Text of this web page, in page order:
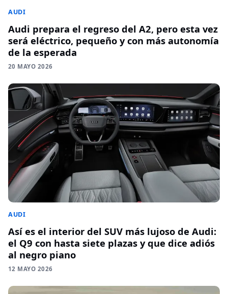
AUDI
Audi prepara el regreso del A2, pero esta vez
será eléctrico, pequeño y con más autonomía
de la esperada
20 MAYO 2026
AUDI
Así es el interior del SUV más lujoso de Audi:
el Q9 con hasta siete plazas y que dice adiós
al negro piano
12 MAYO 2026